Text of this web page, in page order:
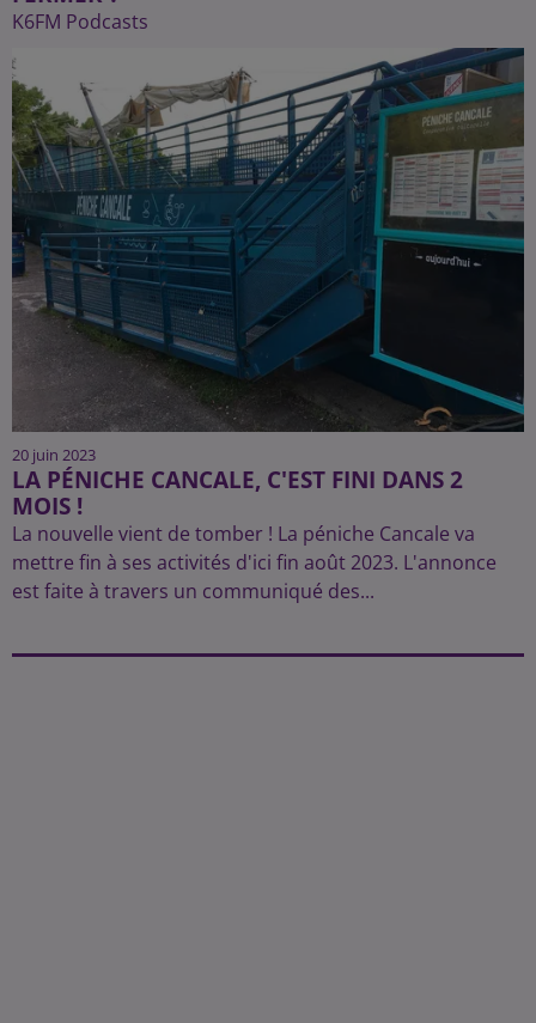
K6FM Podcasts
20 juin 2023
LA PÉNICHE CANCALE, C'EST FINI DANS 2
MOIS !
La nouvelle vient de tomber ! La péniche Cancale va
mettre fin à ses activités d'ici fin août 2023. L'annonce
est faite à travers un communiqué des...